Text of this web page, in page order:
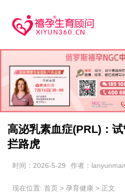
高泌乳素血症(PRL)：
拦路虎
时间：2026-5-29 作者：
现在位置: 首页 > 孕育健康 > 正文